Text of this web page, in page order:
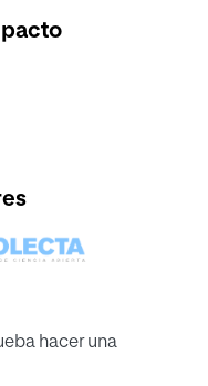
hacer una